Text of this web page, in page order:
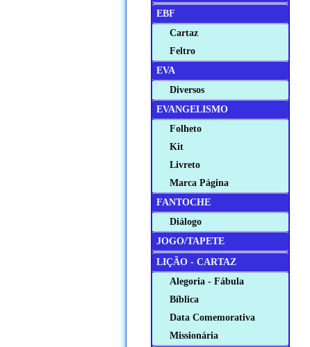
EBF
Cartaz
Feltro
EVA
Diversos
EVANGELISMO
Folheto
Kit
Livreto
Marca Página
FANTOCHE
Diálogo
JOGO/TAPETE
LIÇÃO - CARTAZ
Alegoria - Fábula
Bíblica
Data Comemorativa
Missionária